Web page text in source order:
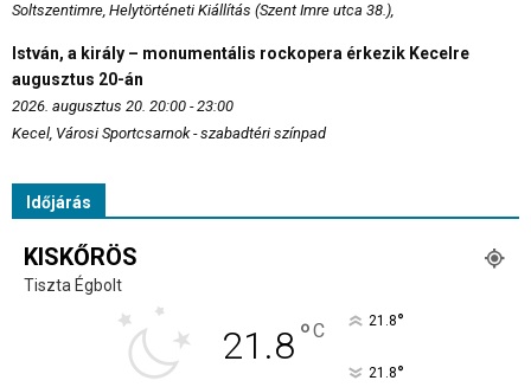
Soltszentimre, Helytörténeti Kiállítás (Szent Imre utca 38.),
István, a király – monumentális rockopera érkezik Kecelre
augusztus 20-án
2026. augusztus 20. 20:00 - 23:00
Kecel, Városi Sportcsarnok - szabadtéri színpad
Időjárás
KISKŐRÖS
Tiszta Égbolt
21.8°C 21.8°
21.8°